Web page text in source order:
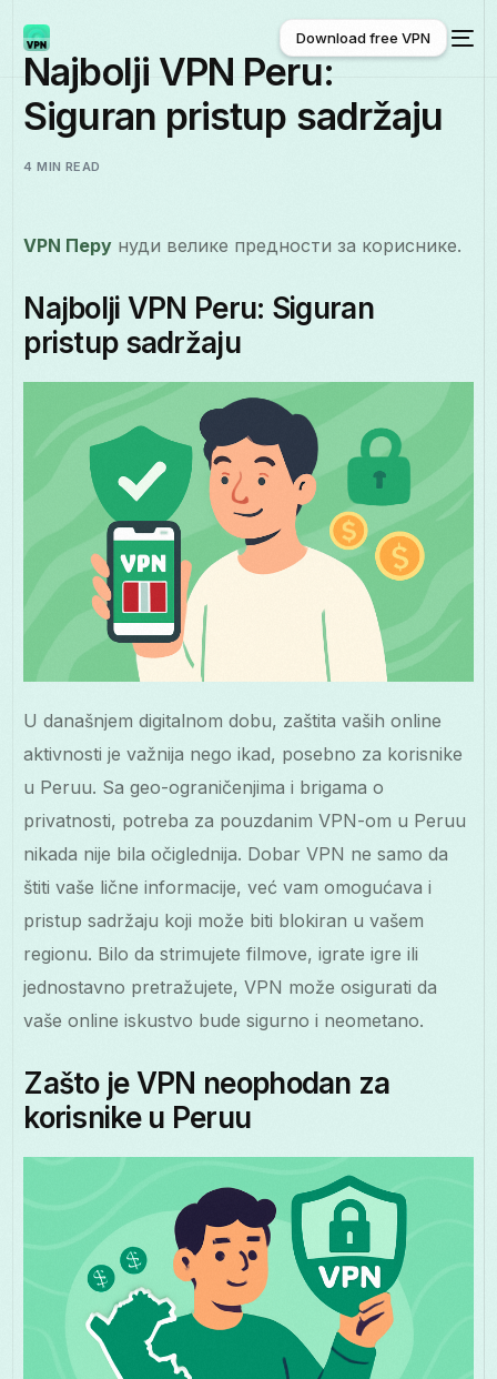
Српски
Download free VPN
Download free VPN
Najbolji VPN Peru:
Siguran pristup sadržaju
4 MIN READ
VPN Перу нуди велике предности за кориснике.
Najbolji VPN Peru: Siguran
pristup sadržaju
U današnjem digitalnom dobu, zaštita vaših online
aktivnosti je važnija nego ikad, posebno za korisnike
u Peruu. Sa geo-ograničenjima i brigama o
privatnosti, potreba za pouzdanim VPN-om u Peruu
nikada nije bila očiglednija. Dobar VPN ne samo da
štiti vaše lične informacije, već vam omogućava i
pristup sadržaju koji može biti blokiran u vašem
regionu. Bilo da strimujete filmove, igrate igre ili
jednostavno pretražujete, VPN može osigurati da
vaše online iskustvo bude sigurno i neometano.
Zašto je VPN neophodan za
korisnike u Peruu